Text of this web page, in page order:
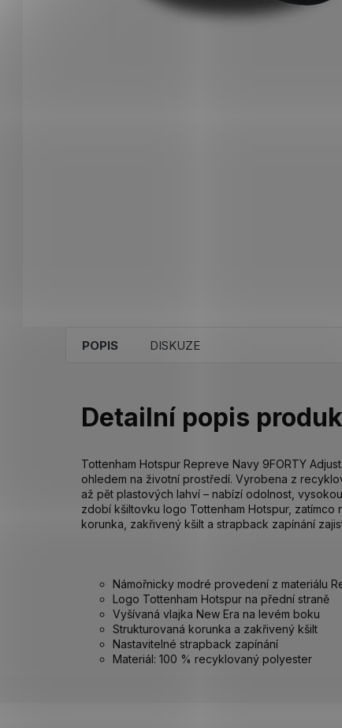
POPIS DISKUZE
Detailní popis
Tottenham Hotspur Repreve Navy 9FORTY
ohledem na životní prostředí. Vyrobena z
až pět plastových lahví – nabízí odolnost,
zdobí kšiltovku logo Tottenham Hotspur, zatímco
korunka, zakřivený kšilt a strapback zapínání
Námořnicky modré provedení z materiálu
Logo Tottenham Hotspur na přední straně
Vyšívaná vlajka New Era na levém boku
Strukturovaná korunka a zakřivený kšilt
Nastavitelné strapback zapínání
Materiál: 100 % recyklovaný polyester